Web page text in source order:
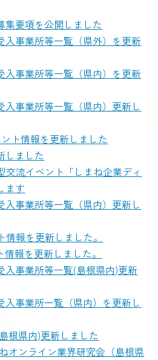
集要項を公開しました
入事業所等一覧（県外）を更新
入事業所等一覧（県内）を更新
入事業所等一覧（県内）更新し
ト情報を更新しました
しました
交流イベント「しまね企業ディ
ます
入事業所等一覧（県内）更新し
報を更新しました。
報を更新しました。
入事業所等一覧(島根県内)更新
入事業所一覧（県内）を更新し
根県内)更新しました
オンライン業界研究会（島根県